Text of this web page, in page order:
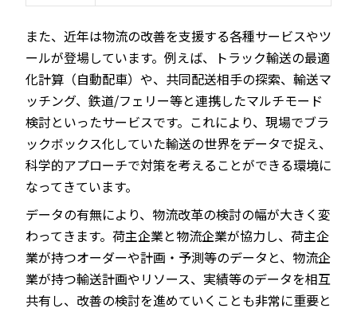
また、近年は物流の改善を支援する各種サービスやツ
ールが登場しています。例えば、トラック輸送の最適
化計算（自動配車）や、共同配送相手の探索、輸送マ
ッチング、鉄道/フェリー等と連携したマルチモード
検討といったサービスです。これにより、現場でブラ
ックボックス化していた輸送の世界をデータで捉え、
科学的アプローチで対策を考えることができる環境に
なってきています。
データの有無により、物流改革の検討の幅が大きく変
わってきます。荷主企業と物流企業が協力し、荷主企
業が持つオーダーや計画・予測等のデータと、物流企
業が持つ輸送計画やリソース、実績等のデータを相互
共有し、改善の検討を進めていくことも非常に重要と